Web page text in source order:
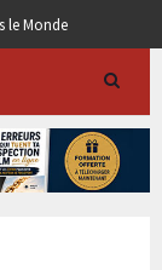
le Monde